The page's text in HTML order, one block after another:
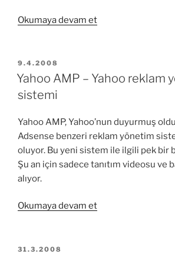
Okumaya devam et“Yahoo
YAYIM
TARIHI
9.4.2008
Yahoo AMP – Yahoo reklam
sistemi
Yahoo AMP, Yahoo’nun duyurmuş
Adsense benzeri reklam yönetim
oluyor. Bu yeni sistem ile ilgili pek bir
Şu an için sadece tanıtım videosu ve
alıyor.
Okumaya devam et“Yahoo
YAYIM
31.3.2008